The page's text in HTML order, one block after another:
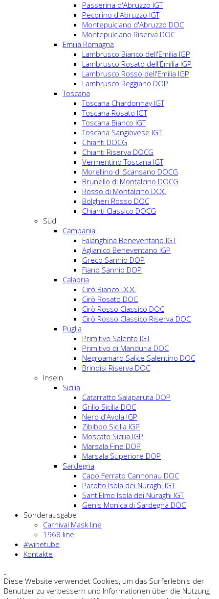
Passerina d'Abruzzo IGT
Pecorino d'Abruzzo IGT
Montepulciano d'Abruzzo DOC
Montepulciano Riserva DOC
Emilia Romagna
Lambrusco Bianco dell'Emilia IGP
Lambrusco Rosato dell'Emilia IGP
Lambrusco Rosso dell'Emilia IGP
Lambrusco Reggiano DOP
Toscana
Toscana Chardonnay IGT
Toscana Rosato IGT
Toscana Bianco IGT
Toscana Sangiovese IGT
Chianti DOCG
Chianti Riserva DOCG
Vermentino Toscana IGT
Morellino di Scansano DOCG
Brunello di Montalcino DOCG
Rosso di Montalcino DOC
Bolgheri Rosso DOC
Chianti Classico DOCG
Süd
Campania
Falanghina Beneventano IGT
Aglianico Beneventano IGP
Greco Sannio DOP
Fiano Sannio DOP
Calabria
Cirò Bianco DOC
Cirò Rosato DOC
Cirò Rosso Classico DOC
Cirò Rosso Classico Riserva DOC
Puglia
Primitivo Salento IGT
Primitivo di Manduria DOC
Negroamaro Salice Salentino DOC
Brindisi Riserva DOC
Inseln
Sicilia
Catarratto Salaparuta DOP
Grillo Sicilia DOC
Nero d'Avola IGP
Zibibbo Sicilia IGP
Moscato Sicilia IGP
Marsala Fine DOP
Marsala Superiore DOP
Sardegna
Capo Ferrato Cannonau DOC
Parolto Isola dei Nuraghi IGT
Sant'Elmo Isola dei Nuraghi IGT
Genis Monica di Sardegna DOC
Sonderausgabe
Carnival Mask line
1968 line
#winetube
Kontakte
Diese Website verwendet Cookies, um das Surferlebnis der
Benutzer zu verbessern und Informationen über die Nutzung